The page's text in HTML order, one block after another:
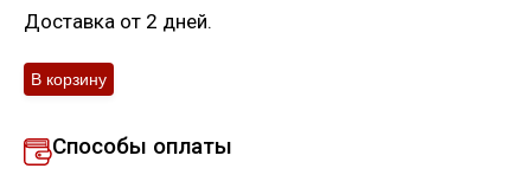
Остальное
Доставка от 2 дней.
Способы оплаты